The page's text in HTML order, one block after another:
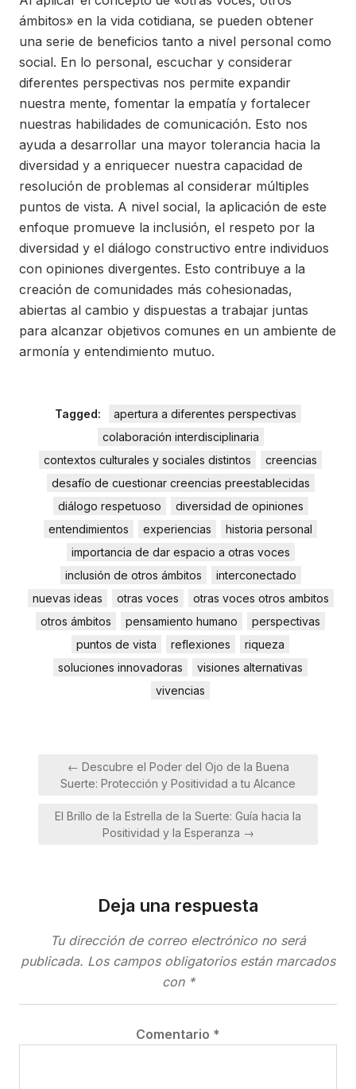
ámbitos» en la vida cotidiana, se pueden obtener
una serie de beneficios tanto a nivel personal como
social. En lo personal, escuchar y considerar
diferentes perspectivas nos permite expandir
nuestra mente, fomentar la empatía y fortalecer
nuestras habilidades de comunicación. Esto nos
ayuda a desarrollar una mayor tolerancia hacia la
diversidad y a enriquecer nuestra capacidad de
resolución de problemas al considerar múltiples
puntos de vista. A nivel social, la aplicación de este
enfoque promueve la inclusión, el respeto por la
diversidad y el diálogo constructivo entre individuos
con opiniones divergentes. Esto contribuye a la
creación de comunidades más cohesionadas,
abiertas al cambio y dispuestas a trabajar juntas
para alcanzar objetivos comunes en un ambiente de
armonía y entendimiento mutuo.
Tagged:
apertura a diferentes perspectivas
colaboración interdisciplinaria
contextos culturales y sociales distintos
creencias
desafío de cuestionar creencias preestablecidas
diálogo respetuoso
diversidad de opiniones
entendimientos
experiencias
historia personal
importancia de dar espacio a otras voces
inclusión de otros ámbitos
interconectado
nuevas ideas
otras voces
otras voces otros ambitos
otros ámbitos
pensamiento humano
perspectivas
puntos de vista
reflexiones
riqueza
soluciones innovadoras
visiones alternativas
vivencias
Navegación
← Descubre el Poder del Ojo de la Buena
Suerte: Protección y Positividad a tu Alcance
El Brillo de la Estrella de la Suerte: Guía hacia la
Positividad y la Esperanza →
Deja una respuesta
Tu dirección de correo electrónico no será
publicada. Los campos obligatorios están marcados
con *
Comentario *